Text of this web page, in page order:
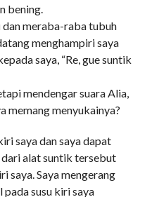
bening.
meraba-raba tubuh
menghampiri saya
saya, “Re, gue suntik
mendengar suara Alia,
memang menyukainya?
saya dan saya dapat
alat suntik tersebut
saya. Saya mengerang
pada susu kiri saya